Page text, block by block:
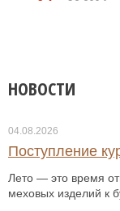
НОВОСТИ
04.08.2026
Поступление
Лето — это время
меховых изделий к